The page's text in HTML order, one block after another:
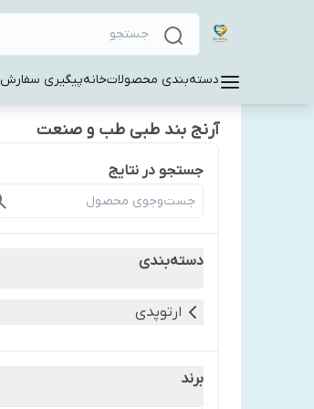
دسته‌بندی محصولاتخانهپیگیری سفارش
آرنج بند طبی طب و صنعت
جستجو در نتایج
دسته‌بندی
ارتوپدی
برند